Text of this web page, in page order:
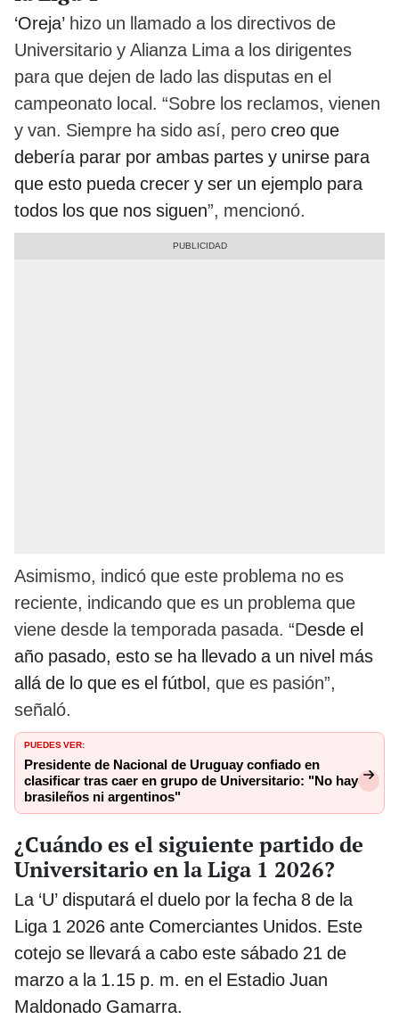
‘Oreja’ hizo un llamado a los directivos de
Universitario y Alianza Lima a los dirigentes
para que dejen de lado las disputas en el
campeonato local. “Sobre los reclamos, vienen
y van. Siempre ha sido así, pero creo que
debería parar por ambas partes y unirse para
que esto pueda crecer y ser un ejemplo para
todos los que nos siguen”, mencionó.
Asimismo, indicó que este problema no es
reciente, indicando que es un problema que
viene desde la temporada pasada. “Desde el
año pasado, esto se ha llevado a un nivel más
allá de lo que es el fútbol, que es pasión”,
señaló.
PUEDES VER:
Presidente de Nacional de Uruguay confiado en
clasificar tras caer en grupo de Universitario: "No hay
brasileños ni argentinos"
¿Cuándo es el siguiente partido de
Universitario en la Liga 1 2026?
La ‘U’ disputará el duelo por la fecha 8 de la
Liga 1 2026 ante Comerciantes Unidos. Este
cotejo se llevará a cabo este sábado 21 de
marzo a la 1.15 p. m. en el Estadio Juan
Maldonado Gamarra.